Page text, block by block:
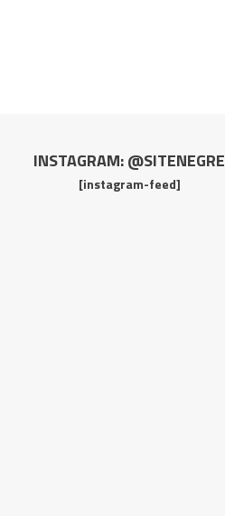
INSTAGRAM: @SITENEGRE
[instagram-feed]